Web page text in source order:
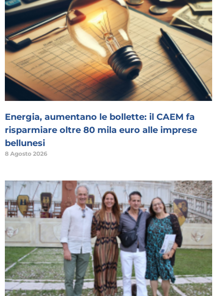
Energia, aumentano le bollette: il CAEM fa
risparmiare oltre 80 mila euro alle imprese
bellunesi
8 Agosto 2026